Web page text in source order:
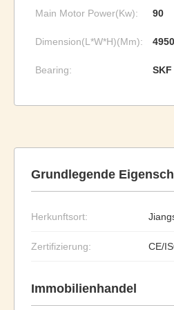
Main Motor Power(Kw): 90
Dimension(L*W*H)(Mm):
Bearing: SKF
Grundlegende
Herkunftsort:
Zertifizierung: CE/
Immobilienhandel